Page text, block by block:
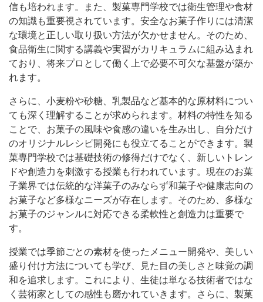
信も培われます。また、製菓専門学校では衛生管理や食材
の知識も重要視されています。安全なお菓子作りには清潔
な環境と正しい取り扱い方法が欠かせません。そのため、
食品衛生に関する講義や実習がカリキュラムに組み込まれ
ており、将来プロとして働く上で必要不可欠な基盤が築か
れます。
さらに、小麦粉や砂糖、乳製品など基本的な原材料につい
ても深く理解することが求められます。材料の特性を知る
ことで、お菓子の風味や食感の違いを生み出し、自分だけ
のオリジナルレシピ開発にも役立てることができます。製
菓専門学校では基礎技術の修得だけでなく、新しいトレン
ドや創造力を刺激する授業も行われています。現在のお菓
子業界では伝統的な洋菓子のみならず和菓子や健康志向の
お菓子など多様なニーズが存在します。そのため、多様な
お菓子のジャンルに対応できる柔軟性と創造力は重要で
す。
授業では季節ごとの素材を使ったメニュー開発や、美しい
盛り付け方法についても学び、見た目の美しさと味覚の調
和を追求します。これにより、生徒は単なる技術者ではな
く芸術家としての感性も磨かれていきます。さらに、製菓